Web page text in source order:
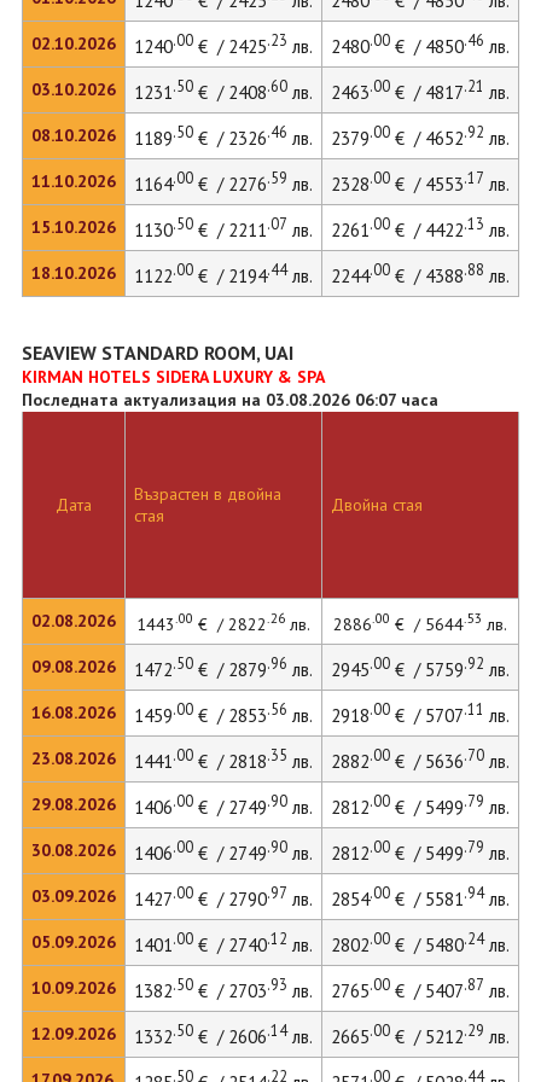
02.10.2026
03.10.2026
08.10.2026
11.10.2026
15.10.2026
18.10.2026
1240.00€ / 2425.23 лв. 2480.00€ / 4850.46 лв.
1231.50€ / 2408.60лв. 2463.00€ / 4817.21 лв.
1189.50€ / 2326.46 лв. 2379.00€ / 4652.92 лв.
1164.00€ / 2276.59 лв. 2328.00€ / 4553.17 лв.
1130.50€ / 2211.07 лв. 2261.00€ / 4422.13 лв.
1122.00€ / 2194.44лв. 2244.00€ / 4388.88 лв.
SEAVIEW STANDARD ROOM, UAI
KIRMAN HOTELS SIDERA LUXURY & SPA
Последната актуализация на 03.08.2026 06:07 часа
Дата
02.08.2026
09.08.2026
16.08.2026
23.08.2026
29.08.2026
30.08.2026
03.09.2026
05.09.2026
10.09.2026
12.09.2026
Възрастен в двойна
стая
Двойна стая
1443.00 € / 2822.26лв. 2886.00 € / 5644.53 лв.
1472.50€ / 2879.96 лв. 2945.00€ / 5759.92 лв.
1459.00€ / 2853.56 лв. 2918.00€ / 5707.11 лв.
1441.00€ / 2818.35 лв. 2882.00€ / 5636.70лв.
1406.00€ / 2749.90лв. 2812.00€ / 5499.79 лв.
1406.00€ / 2749.90лв. 2812.00€ / 5499.79 лв.
1427.00€ / 2790.97 лв. 2854.00€ / 5581.94лв.
1401.00€ / 2740.12 лв. 2802.00€ / 5480.24лв.
1382.50€ / 2703.93 лв. 2765.00€ / 5407.87 лв.
1332.50€ / 2606.14лв. 2665.00€ / 5212.29 лв.
.50 .22 .00 .44